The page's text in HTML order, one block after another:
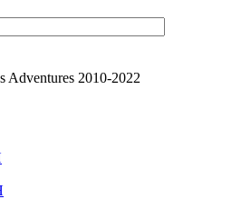
Adventures 2010-2022